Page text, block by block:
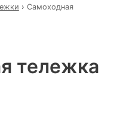
› Самоходная
тележка